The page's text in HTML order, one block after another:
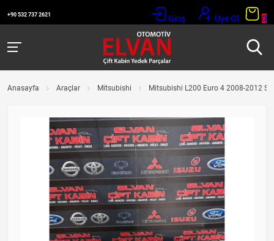
+90 532 737 2621 Giriş Üye Ol 0
Anasayfa Araçlar Mitsubishi Mitsubishi L200 Euro 4 2008-2012